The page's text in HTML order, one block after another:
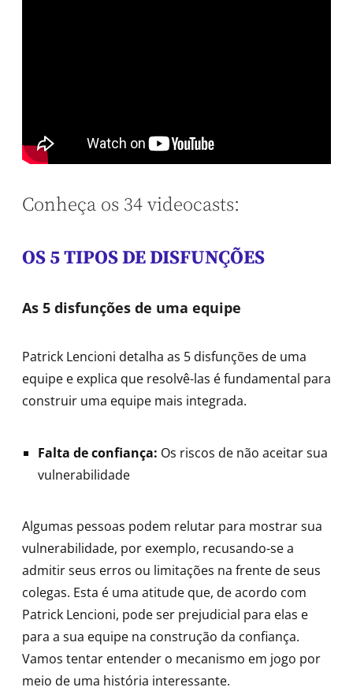
Conheça os 34 videocasts:
OS 5 TIPOS DE DISFUNÇÕES
As 5 disfunções de uma equipe
Patrick Lencioni detalha as 5 disfunções de uma
equipe e explica que resolvê-las é fundamental para
construir uma equipe mais integrada.
Falta de confiança: Os riscos de não aceitar sua
vulnerabilidade
Algumas pessoas podem relutar para mostrar sua
vulnerabilidade, por exemplo, recusando-se a
admitir seus erros ou limitações na frente de seus
colegas. Esta é uma atitude que, de acordo com
Patrick Lencioni, pode ser prejudicial para elas e
para a sua equipe na construção da confiança.
Vamos tentar entender o mecanismo em jogo por
meio de uma história interessante.